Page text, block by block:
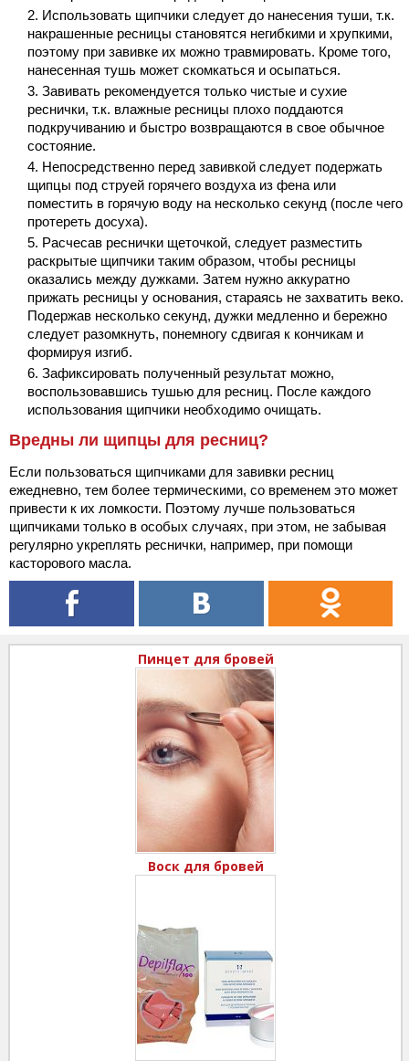
Использовать щипчики следует до нанесения туши, т.к.
накрашенные ресницы становятся негибкими и хрупкими,
поэтому при завивке их можно травмировать. Кроме того,
нанесенная тушь может скомкаться и осыпаться.
Завивать рекомендуется только чистые и сухие
реснички, т.к. влажные ресницы плохо поддаются
подкручиванию и быстро возвращаются в свое обычное
состояние.
Непосредственно перед завивкой следует подержать
щипцы под струей горячего воздуха из фена или
поместить в горячую воду на несколько секунд (после чего
протереть досуха).
Расчесав реснички щеточкой, следует разместить
раскрытые щипчики таким образом, чтобы ресницы
оказались между дужками. Затем нужно аккуратно
прижать ресницы у основания, стараясь не захватить веко.
Подержав несколько секунд, дужки медленно и бережно
следует разомкнуть, понемногу сдвигая к кончикам и
формируя изгиб.
Зафиксировать полученный результат можно,
воспользовавшись тушью для ресниц. После каждого
использования щипчики необходимо очищать.
Вредны ли щипцы для ресниц?
Если пользоваться щипчиками для завивки ресниц
ежедневно, тем более термическими, со временем это может
привести к их ломкости. Поэтому лучше пользоваться
щипчиками только в особых случаях, при этом, не забывая
регулярно укреплять реснички, например, при помощи
касторового масла.
Пинцет для бровей
Воск для бровей